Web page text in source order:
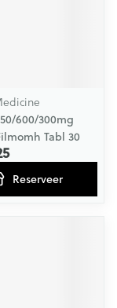
voorschrift
600/300mg
Tabl 30
Reserveer